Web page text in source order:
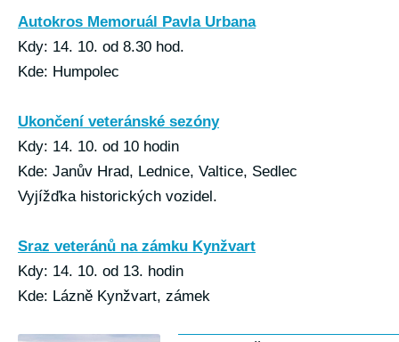
Autokros Memoruál Pavla Urbana
Kdy: 14. 10. od 8.30 hod.
Kde: Humpolec
Ukončení veteránské sezóny
Kdy: 14. 10. od 10 hodin
Kde: Janův Hrad, Lednice, Valtice, Sedlec
Vyjížďka historických vozidel.
Sraz veteránů na zámku Kynžvart
Kdy: 14. 10. od 13. hodin
Kde: Lázně Kynžvart, zámek